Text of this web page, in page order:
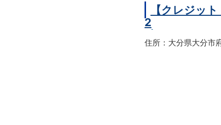
【クレジッ
2
住所：大分県大分市